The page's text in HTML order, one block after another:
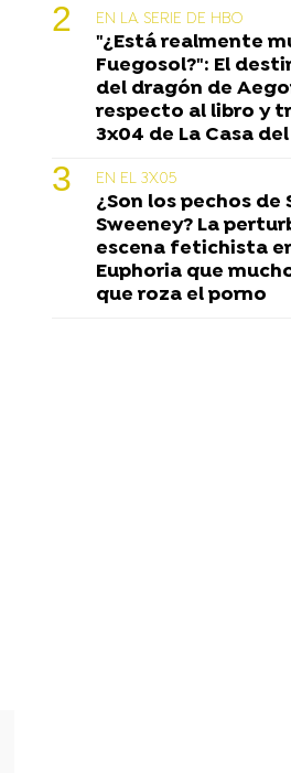
EN LA SERIE DE HBO
"¿Está realmente
Fuegosol?": El
del dragón de
respecto al libro y
3x04 de La Casa
EN EL 3X05
¿Son los pechos de
Sweeney? La
escena fetichista
Euphoria que
que roza el porno